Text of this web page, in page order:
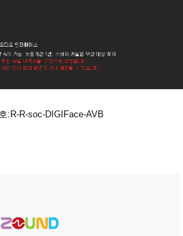
:R-R-soc-DIGIFace-AVB